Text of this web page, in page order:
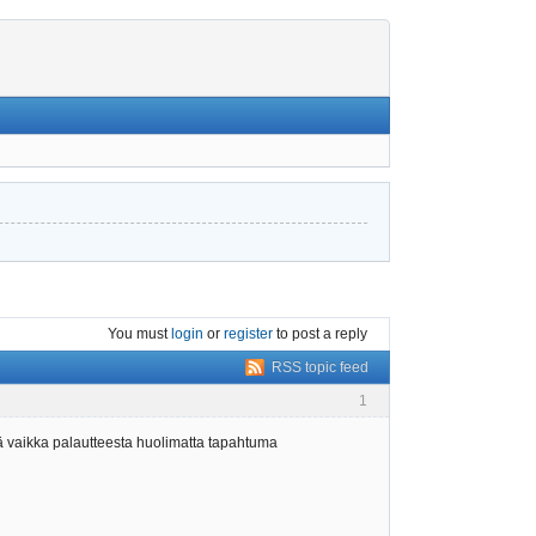
You must login or register to post a reply
RSS topic feed
1
palautteesta huolimatta tapahtuma